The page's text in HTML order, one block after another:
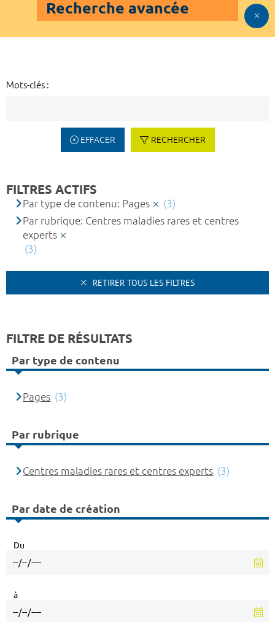
Recherche avancée
Mots-clés :
EFFACER RECHERCHER
FILTRES ACTIFS
Par type de contenu: Pages
(3)
Par rubrique: Centres maladies rares et centres
experts
(3)
RETIRER TOUS LES FILTRES
FILTRE DE RÉSULTATS
Par type de contenu
Pages (3)
Par rubrique
Centres maladies rares et centres experts (3)
Par date de création
Du
à